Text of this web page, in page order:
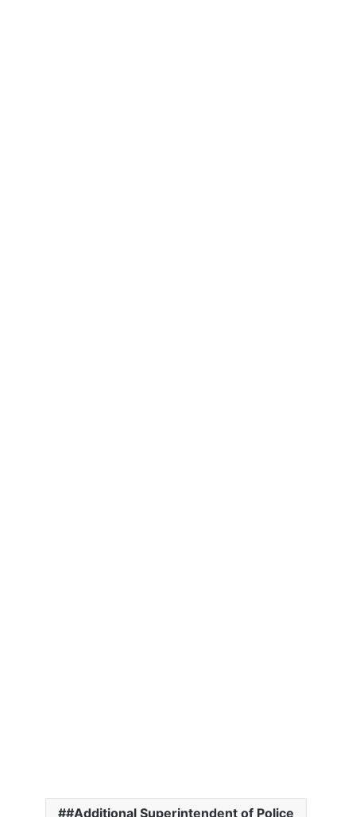
#Additional Superintendent of Police